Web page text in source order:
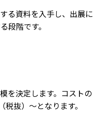
る資料を入手し、出展に
段階です。
を決定します。コストの
抜）〜となります。